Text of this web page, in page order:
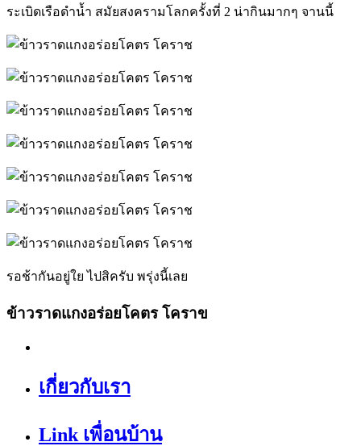
ระเบิดเรือดำน้ำ สมัยสงครามโลกครั้งที่ 2 น่ากินมากๆ จานนี้
รอช้ากันอยู่ใย ไปสิครับ พรุ่งนี้เลย
ข้าวราดแกงอร่อยโคตร โคราข
เกี่ยวกับเรา
Link เพื่อนบ้าน